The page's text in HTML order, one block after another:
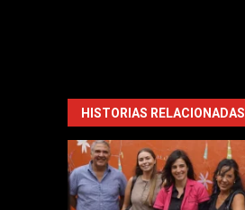
HISTORIAS RELACIONADAS